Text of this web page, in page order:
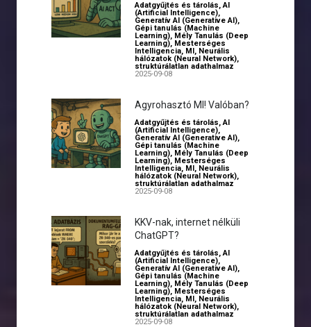
Adatgyűjtés és tárolás,AI
(Artificial Intelligence),
Generatív AI (Generative AI),
Gépi tanulás (Machine
Learning), Mély Tanulás (Deep
Learning), Mesterséges
Intelligencia, MI, Neurális
hálózatok (Neural Network),
struktúrálatlan adathalmaz
2025-09-08
Agyrohasztó MI! Valóban?
Adatgyűjtés és tárolás,AI
(Artificial Intelligence),
Generatív AI (Generative AI),
Gépi tanulás (Machine
Learning), Mély Tanulás (Deep
Learning), Mesterséges
Intelligencia, MI, Neurális
hálózatok (Neural Network),
struktúrálatlan adathalmaz
2025-09-08
KKV-nak, internet nélküli
ChatGPT?
Adatgyűjtés és tárolás,AI
(Artificial Intelligence),
Generatív AI (Generative AI),
Gépi tanulás (Machine
Learning), Mély Tanulás (Deep
Learning), Mesterséges
Intelligencia, MI, Neurális
hálózatok (Neural Network),
struktúrálatlan adathalmaz
2025-09-08